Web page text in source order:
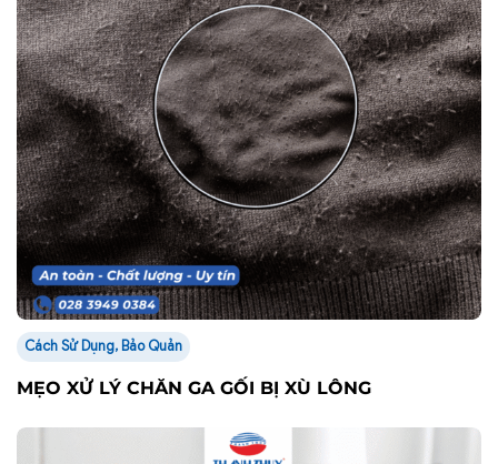
Cách Sử Dụng, Bảo Quản
MẸO XỬ LÝ CHĂN GA GỐI BỊ XÙ LÔNG